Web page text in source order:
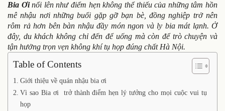
Bia Ơinổi lên như điểm hẹn không thể thiếu của những tâm hồn
mê nhậu nơi những buổi gặp gỡ bạn bè, đồng nghiệp trở nên
rôm rả hơn bên bàn nhậu đầy món ngon và ly bia mát lạnh. Ở
đây, du khách không chỉ đến để uống mà còn để trò chuyện và
tận hưởng trọn vẹn không khí tụ họp đúng chất Hà Nội.
Table of Contents
Giới thiệu về quán nhậu bia ơi
Vì sao Bia ơi trở thành điểm hẹn lý tưởng cho mọi cuộc vui tụ
họp